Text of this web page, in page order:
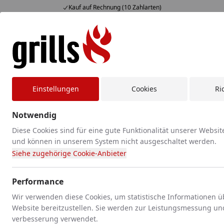
Einstellungen Cookies
Notwendig
Diese Cookies sind für eine gute Funktionalität unserer
und können in unserem System nicht ausgeschaltet werden.
Siehe zugehörige Cookie-Anbieter
Performance
Wir verwenden diese Cookies, um statistische Informationen
Website bereitzustellen. Sie werden zur Leistungsmessung
verbesserung verwendet.
Kauf auf Rechnung (10 Zahlarten)
Alle Produkte
Mein Konto
Suchen
Startseite
Registrierungs- & Datenschutzbestimmungen
Registrierungs- und
Datenschutzbestimmungen
Registrierung als Nutzer
(1) Ihre Registrierung zu unserem Handelssystem erfolgt
kostenlos. Ein Anspruch auf Zulassung zu unserem
Handelssystem besteht nicht. Teilnahmeberechtigt sind
ausschließlich unbeschränkt geschäftsfähige Personen.
Auf unser Verlangen haben Sie uns eine Kopie Ihres